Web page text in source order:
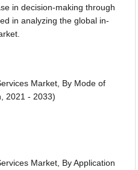
in decision-making through
in analyzing the global in-
Market, By Mode of
2021 - 2033)
Market, By Application